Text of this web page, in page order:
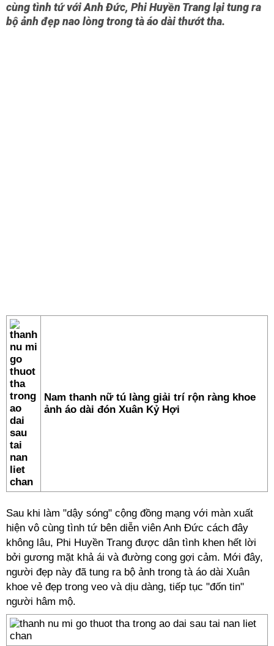
cùng tình tứ với Anh Đức, Phi Huyền Trang lại tung ra
bộ ảnh đẹp nao lòng trong tà áo dài thướt tha.
Nam thanh nữ tú làng giải trí rộn ràng khoe
ảnh áo dài đón Xuân Kỷ Hợi
Sau khi làm "dậy sóng" cộng đồng mạng với màn xuất
hiện vô cùng tình tứ bên diễn viên Anh Đức cách đây
không lâu, Phi Huyền Trang được dân tình khen hết lời
bởi gương mặt khả ái và đường cong gợi cảm. Mới đây,
người đẹp này đã tung ra bộ ảnh trong tà áo dài Xuân
khoe vẻ đẹp trong veo và dịu dàng, tiếp tục "đốn tin"
người hâm mộ.